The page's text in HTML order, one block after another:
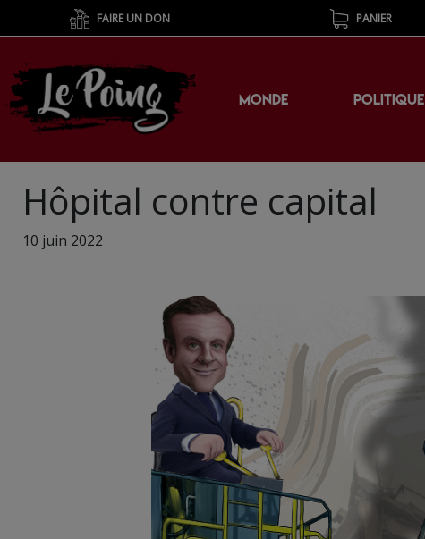
FAIRE UN DON PANIER
MONDE POLITIQUE
Hôpital contre capital
10 juin 2022